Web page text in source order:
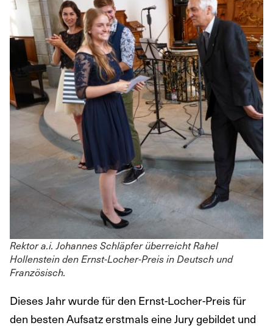
Rektor a.i. Johannes Schläpfer überreicht Rahel
Hollenstein den Ernst-Locher-Preis in Deutsch und
Französisch.
Dieses Jahr wurde für den Ernst-Locher-Preis für
den besten Aufsatz erstmals eine Jury gebildet und